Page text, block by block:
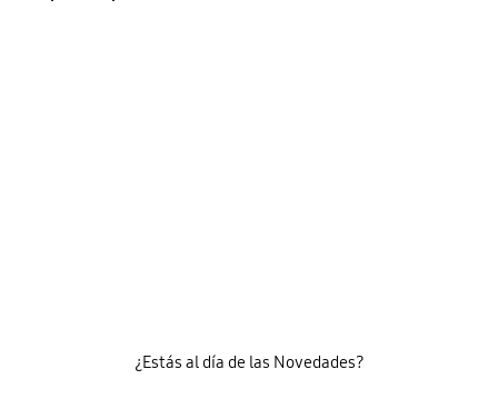
¿Estás al día de las Novedades?